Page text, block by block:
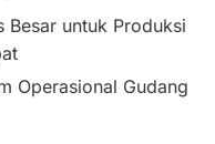
Besar untuk Produksi
Operasional Gudang